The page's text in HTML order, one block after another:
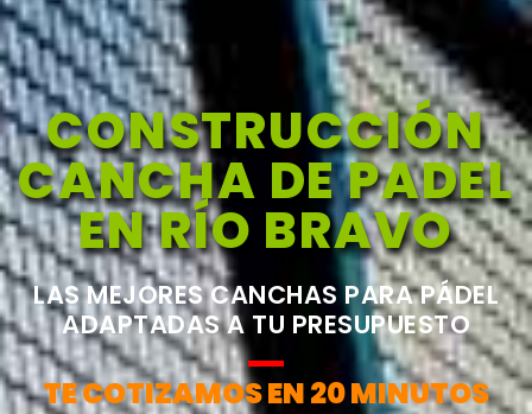
CONSTRUCCIÓN
CANCHA DE PADEL
EN RÍO BRAVO
LAS MEJORES CANCHAS PARA PÁDEL
ADAPTADAS A TU PRESUPUESTO
TE COTIZAMOS EN 20 MINUTOS